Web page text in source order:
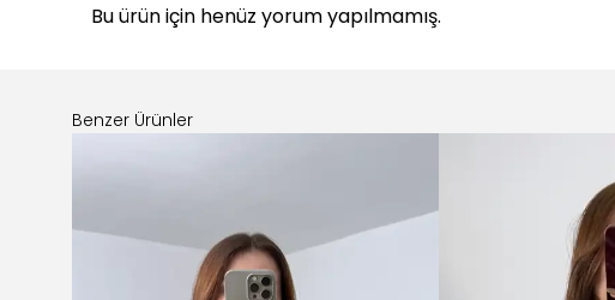
Bu ürün için henüz yorum yapılmamış.
Benzer Ürünler